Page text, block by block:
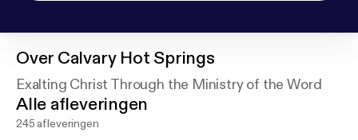
Over Calvary Hot Springs
Exalting Christ Through the Ministry of the Word
Alle afleveringen
245 afleveringen